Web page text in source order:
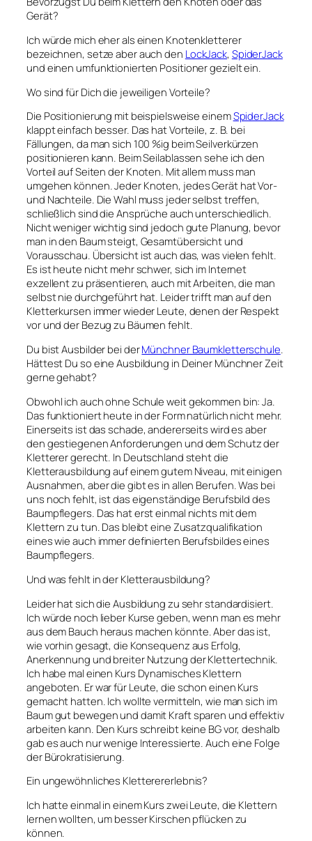
Gerät?
Ich würde mich eher als einen Knotenkletterer
bezeichnen, setze aber auch den LockJack, SpiderJack
und einen umfunktionierten Positioner gezielt ein.
Wo sind für Dich die jeweiligen Vorteile?
Die Positionierung mit beispielsweise einemSpiderJack
klappt einfach besser. Das hat Vorteile, z. B. bei
Fällungen, da man sich 100 %ig beim Seilverkürzen
positionieren kann. Beim Seilablassen sehe ich den
Vorteil auf Seiten der Knoten. Mit allem muss man
umgehen können. Jeder Knoten, jedes Gerät hat Vor-
und Nachteile. Die Wahl muss jeder selbst treffen,
schließlich sind die Ansprüche auch unterschiedlich.
Nicht weniger wichtig sind jedoch gute Planung, bevor
man in den Baum steigt, Gesamtübersicht und
Vorausschau. Übersicht ist auch das, was vielen fehlt.
Es ist heute nicht mehr schwer, sich im Internet
exzellent zu präsentieren, auch mit Arbeiten, die man
selbst nie durchgeführt hat. Leider trifft man auf den
Kletterkursen immer wieder Leute, denen der Respekt
vor und der Bezug zu Bäumen fehlt.
Du bist Ausbilder bei derMünchner Baumkletterschule.
Hättest Du so eine Ausbildung in Deiner Münchner Zeit
gerne gehabt?
Obwohl ich auch ohne Schule weit gekommen bin: Ja.
Das funktioniert heute in der Form natürlich nicht mehr.
Einerseits ist das schade, andererseits wird es aber
den gestiegenen Anforderungen und dem Schutz der
Kletterer gerecht. In Deutschland steht die
Kletterausbildung auf einem gutem Niveau, mit einigen
Ausnahmen, aber die gibt es in allen Berufen. Was bei
uns noch fehlt, ist das eigenständige Berufsbild des
Baumpflegers. Das hat erst einmal nichts mit dem
Klettern zu tun. Das bleibt eine Zusatzqualifikation
eines wie auch immer definierten Berufsbildes eines
Baumpflegers.
Und was fehlt in der Kletterausbildung?
Leider hat sich die Ausbildung zu sehr standardisiert.
Ich würde noch lieber Kurse geben, wenn man es mehr
aus dem Bauch heraus machen könnte. Aber das ist,
wie vorhin gesagt, die Konsequenz aus Erfolg,
Anerkennung und breiter Nutzung der Klettertechnik.
Ich habe mal einen Kurs Dynamisches Klettern
angeboten. Er war für Leute, die schon einen Kurs
gemacht hatten. Ich wollte vermitteln, wie man sich im
Baum gut bewegen und damit Kraft sparen und effektiv
arbeiten kann. Den Kurs schreibt keine BG vor, deshalb
gab es auch nur wenige Interessierte. Auch eine Folge
der Bürokratisierung.
Ein ungewöhnliches Kletterererlebnis?
Ich hatte einmal in einem Kurs zwei Leute, die Klettern
lernen wollten, um besser Kirschen pflücken zu
können.